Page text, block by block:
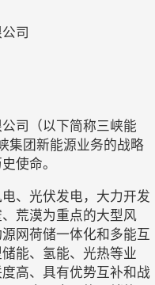
司
司（以下简称三峡能
集团新能源业务的战略
使命。
、光伏发电，大力开发
荒漠为重点的大型风
网荷储一体化和多能互
能、氢能、光热等业
高、具有优势互补和战